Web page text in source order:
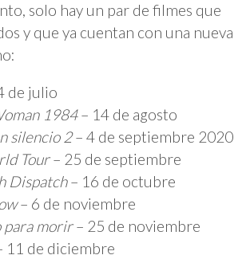
solo hay un par de filmes que
y que ya cuentan con una nueva
de julio
1984– 14 de agosto
silencio 2– 4 de septiembre 2020
Tour– 25 de septiembre
Dispatch– 16 de octubre
– 6 de noviembre
para morir– 25 de noviembre
11 de diciembre